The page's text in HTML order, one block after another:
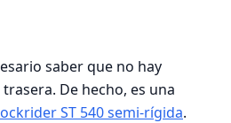
saber que no hay
De hecho, es una
ST 540 semi-rígida.